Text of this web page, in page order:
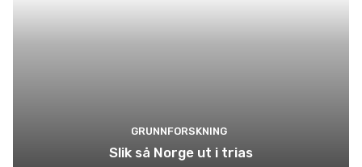
GRUNNFORSKNING
Slik så Norge ut i trias